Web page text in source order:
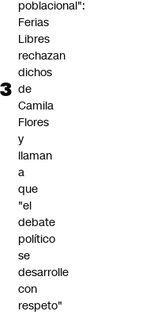
poblacional":
Ferias
Libres
rechazan
dichos
de
Camila
Flores
y
llaman
a
que
"el
debate
político
se
desarrolle
con
respeto"